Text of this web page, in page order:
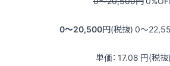
0〜20,500円(税抜) 0〜
単価： 17.08 円(税抜)